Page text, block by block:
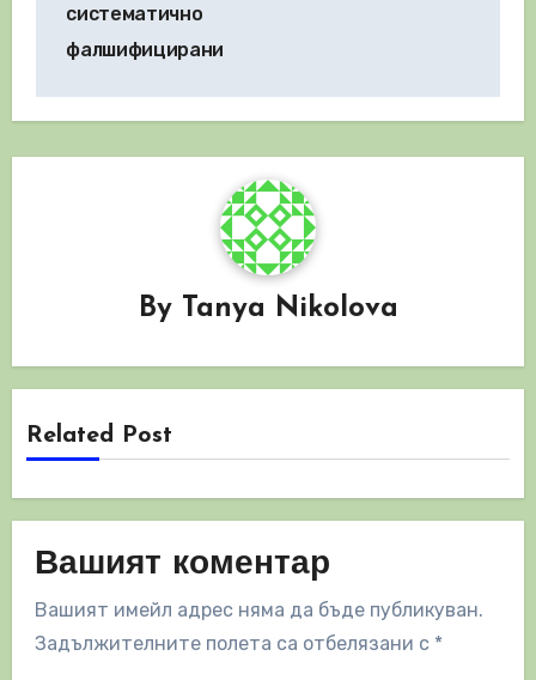
систематично
фалшифицирани
By Tanya Nikolova
Related Post
Вашият коментар
Вашият имейл адрес няма да бъде публикуван.
Задължителните полета са отбелязани с *